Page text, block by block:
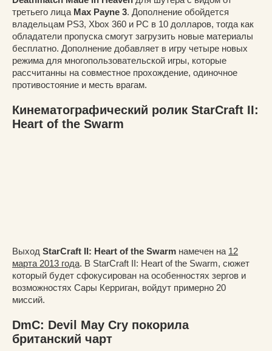
третьего лица Max Payne 3. Дополнение обойдется
владельцам PS3, Xbox 360 и PC в 10 долларов, тогда как
обладатели пропуска смогут загрузить новые материалы
бесплатно. Дополнение добавляет в игру четыре новых
режима для многопользовательской игры, которые
рассчитанны на совместное прохождение, одиночное
противостояние и месть врагам.
Кинематографический ролик StarCraft II:
Heart of the Swarm
Выход StarCraft II: Heart of the Swarm намечен на 12
марта 2013 года. В StarCraft II: Heart of the Swarm, сюжет
который будет сфокусирован на особенностях зергов и
возможностях Сары Керриган, войдут примерно 20
миссий.
DmC: Devil May Cry покорила
британский чарт